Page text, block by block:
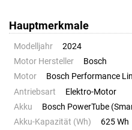
Hauptmerkmale
Modelljahr
2024
Motor Hersteller
Bosch
Motor
Bosch Performance
Antriebsart
Elektro-Motor
Akku
Bosch PowerTube
Akku-Kapazität (Wh)
625 Wh